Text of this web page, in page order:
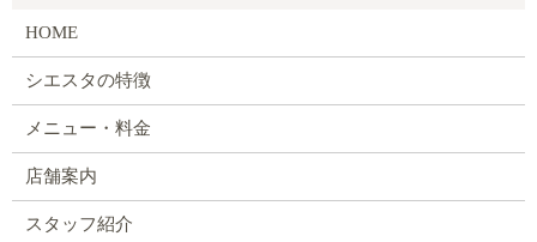
HOME
シエスタの特徴
メニュー・料金
店舗案内
スタッフ紹介